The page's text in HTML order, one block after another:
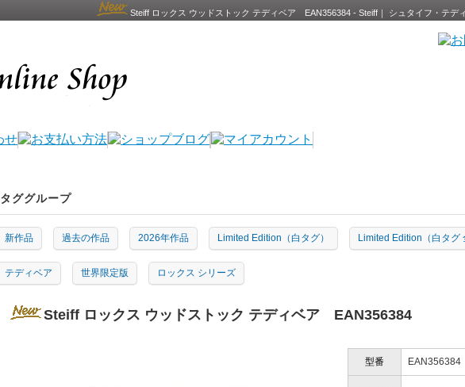
Steiff ロックス ウッドストック テディベア EAN356384 - Steiff｜ シュタイフ・テデ
タググループ
新作品 過去の作品 2026年作品 Limited Edition（白タグ） Limited Edition（白タグ
テディベア 世界限定版 ロックス シリーズ
Steiff ロックス ウッドストック テディベア EAN356384
型番 EAN356384